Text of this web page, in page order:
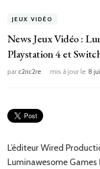
JEUX VIDÉO
News Jeux Vidéo :
Playstation 4 et
parc2ric2re mis à jour le 8
‎L’éditeur Wired
Luminawesome